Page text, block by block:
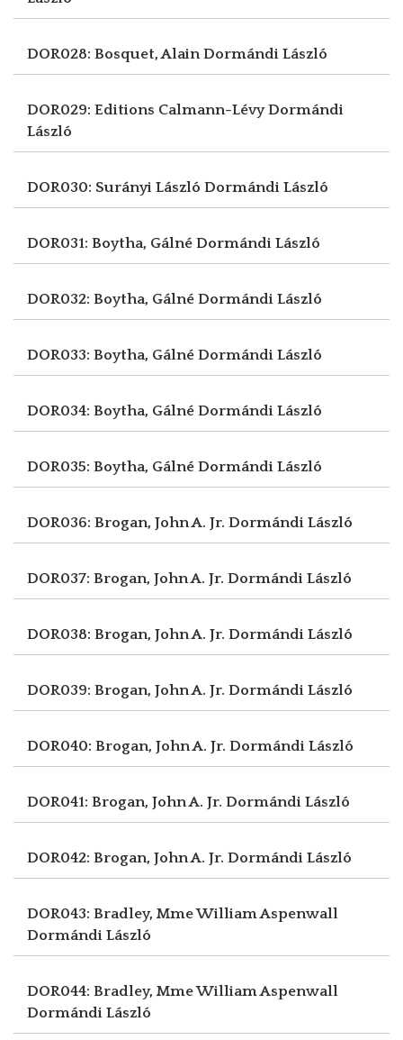
DOR028: Bosquet, AlainDormándi László
DOR029: Editions Calmann-LévyDormándi
László
DOR030: Surányi László Dormándi László
DOR031: Boytha, Gálné Dormándi László
DOR032: Boytha, Gálné Dormándi László
DOR033: Boytha, Gálné Dormándi László
DOR034: Boytha, Gálné Dormándi László
DOR035: Boytha, Gálné Dormándi László
DOR036: Brogan, John A. Jr. Dormándi László
DOR037: Brogan, John A. Jr. Dormándi László
DOR038: Brogan, John A. Jr. Dormándi László
DOR039: Brogan, John A. Jr. Dormándi László
DOR040: Brogan, John A. Jr. Dormándi László
DOR041: Brogan, John A. Jr. Dormándi László
DOR042: Brogan, John A. Jr. Dormándi László
DOR043: Bradley, Mme William Aspenwall
Dormándi László
DOR044: Bradley, Mme William Aspenwall
Dormándi László